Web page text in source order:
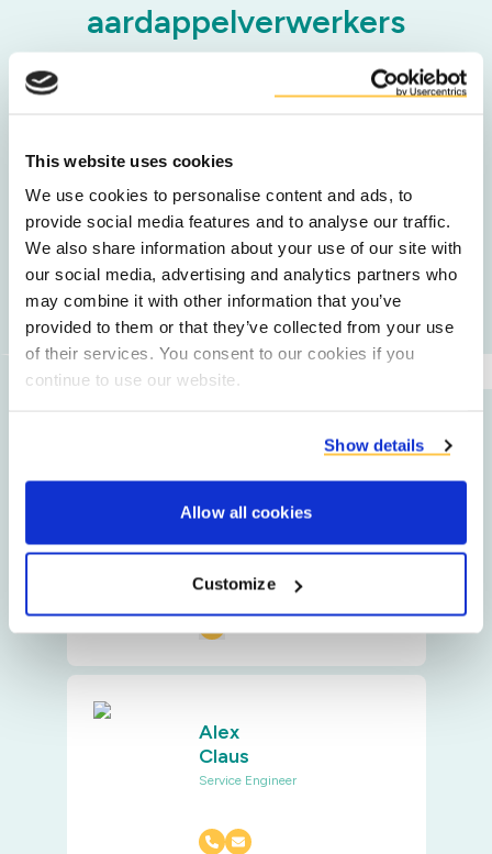
This website uses cookies
We use cookies to personalise content and ads, to
provide social media features and to analyse our traffic.
We also share information about your use of our site with
our social media, advertising and analytics partners who
may combine it with other information that you’ve
provided to them or that they’ve collected from your use
of their services. You consent to our cookies if you
continue to use our website.
Show details
Allow all cookies
Customize
aardappelverwerkers
Productkwaliteit
Jos
Knulst
Starch Recovery Service
Alex
Claus
Service Engineer